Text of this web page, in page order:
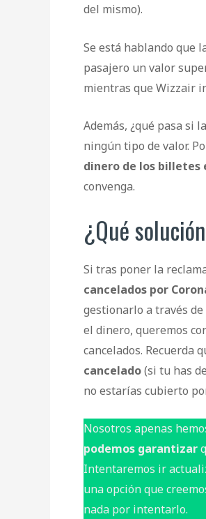
del mismo).
Se está hablando que
pasajero un valor
mientras que Wizzair
Además, ¿qué pasa si
ningún tipo de valor.
dinero de los billetes
convenga.
¿Qué
Si tras poner la
cancelados por
gestionarlo a través de
el dinero, queremos
cancelados. Recuerda
cancelado(si tu has
no estarías cubierto
Nosotros apenas
podemos garantizar
Intentaremos ir
una opción que
nada por intentarlo.